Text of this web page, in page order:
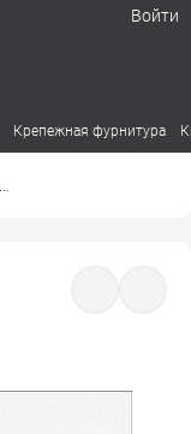
Войти
Крепежная фурнитура